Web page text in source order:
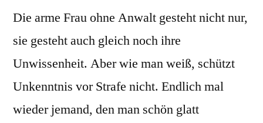
Die arme Frau ohne Anwalt gesteht nicht nur,
sie gesteht auch gleich noch ihre
Unwissenheit. Aber wie man weiß, schützt
Unkenntnis vor Strafe nicht. Endlich mal
wieder jemand, den man schön glatt